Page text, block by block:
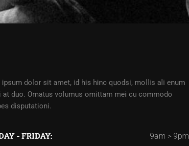
ipsum dolor sit amet, id his hinc quodsi, mollis ali enum
at duo. Ornatus volumus omittam mei cu commodo
disputationi.
- FRIDAY 9am > 9pm